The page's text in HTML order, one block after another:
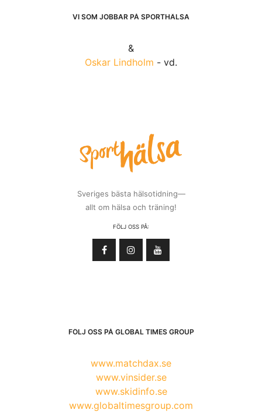
VI SOM JOBBAR PÅ SPORTHÄLSA
&
Oskar Lindholm - vd.
Sveriges bästa hälsotidning—
allt om hälsa och träning!
FÖLJ OSS PÅ:
FÖLJ OSS PÅ GLOBAL TIMES GROUP
www.matchdax.se
www.vinsider.se
www.skidinfo.se
www.globaltimesgroup.com